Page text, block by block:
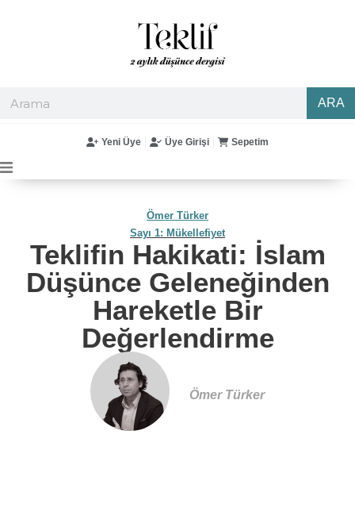
ARA
Yeni Üye Üye Girişi Sepetim
Ömer Türker
Sayı 1: Mükellefiyet
Teklifin Hakikati: İslam
Düşünce Geleneğinden
Hareketle Bir
Değerlendirme
Ömer Türker